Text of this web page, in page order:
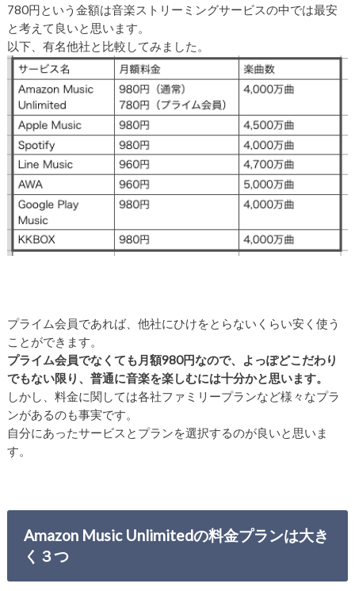
780円という金額は音楽ストリーミングサービスの中では最安
と考えて良いと思います。
以下、有名他社と比較してみました。
プライム会員であれば、他社にひけをとらないくらい安く使う
ことができます。
プライム会員でなくても月額980円なので、よっぽどこだわり
でもない限り、普通に音楽を楽しむには十分かと思います。
しかし、料金に関しては各社ファミリープランなど様々なプラ
ンがあるのも事実です。
自分にあったサービスとプランを選択するのが良いと思いま
す。
Amazon Music Unlimitedの料金プランは大き
く３つ